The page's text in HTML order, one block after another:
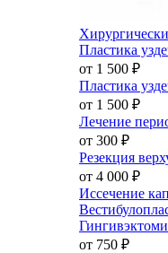
Пластика
от 1 500 ₽
Пластика
от 1 500 ₽
Лечение
от 300 ₽
Резекция
от 4 000 ₽
Иссечение
от 750 ₽